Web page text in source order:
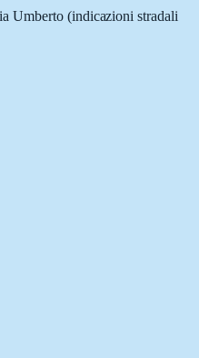
Umberto(indicazioni stradali